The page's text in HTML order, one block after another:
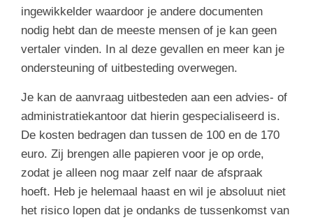
ingewikkelder waardoor je andere documenten
nodig hebt dan de meeste mensen of je kan geen
vertaler vinden. In al deze gevallen en meer kan je
ondersteuning of uitbesteding overwegen.
Je kan de aanvraag uitbesteden aan een advies- of
administratiekantoor dat hierin gespecialiseerd is.
De kosten bedragen dan tussen de 100 en de 170
euro. Zij brengen alle papieren voor je op orde,
zodat je alleen nog maar zelf naar de afspraak
hoeft. Heb je helemaal haast en wil je absoluut niet
het risico lopen dat je ondanks de tussenkomst van